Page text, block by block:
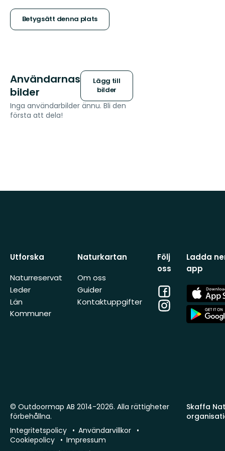
stjärnor
Betygsätt denna plats
Användarnas
bilder
Lägg till
bilder
Inga användarbilder ännu. Bli den
första att dela!
Utforska
Naturreservat
Leder
Län
Kommuner
Naturkartan
Om oss
Guider
Kontaktuppgifter
Följ
oss
Facebook
Instagram
Ladda
app
App
Store
App
Store
Skaffa
© Outdoormap AB 2014-2026. Alla rättigheter
förbehållna.
Integritetspolicy
Användarvillkor
Cookiepolicy
Impressum